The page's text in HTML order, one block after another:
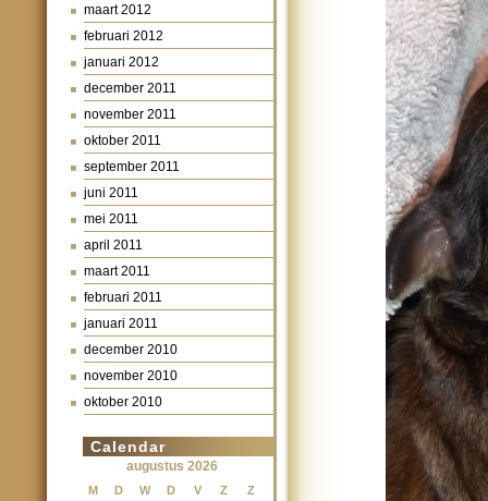
maart 2012
februari 2012
januari 2012
december 2011
november 2011
oktober 2011
september 2011
juni 2011
mei 2011
april 2011
maart 2011
februari 2011
januari 2011
december 2010
november 2010
oktober 2010
Calendar
augustus 2026
M D W D V Z
Z